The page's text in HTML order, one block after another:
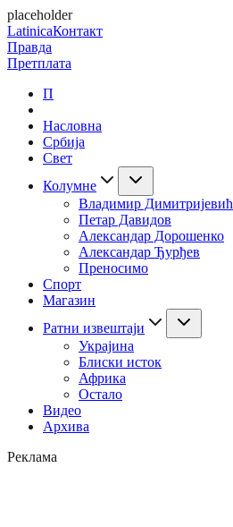
placeholder
LatinicaКонтакт
Правда
Претплата
П
Насловна
Србија
Свет
Колумне
Владимир Димитријевић
Петар Давидов
Александар Дорошенко
Александар Ђурђев
Преносимо
Спорт
Магазин
Ратни извештаји
Украјина
Блиски исток
Африка
Остало
Видео
Архива
Реклама